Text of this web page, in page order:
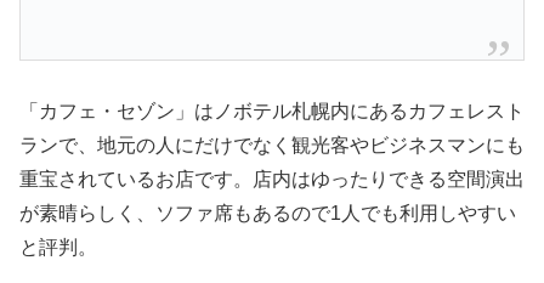
「カフェ・セゾン」はノボテル札幌内にあるカフェレスト
ランで、地元の人にだけでなく観光客やビジネスマンにも
重宝されているお店です。店内はゆったりできる空間演出
が素晴らしく、ソファ席もあるので1人でも利用しやすい
と評判。